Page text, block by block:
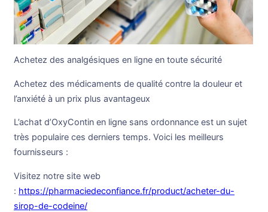
Achetez des analgésiques en ligne en toute sécurité
Achetez des médicaments de qualité contre la douleur et
l’anxiété à un prix plus avantageux
L’achat d’OxyContin en ligne sans ordonnance est un sujet
très populaire ces derniers temps. Voici les meilleurs
fournisseurs :
Visitez notre site web
: https://pharmaciedeconfiance.fr/product/acheter-du-
sirop-de-codeine/